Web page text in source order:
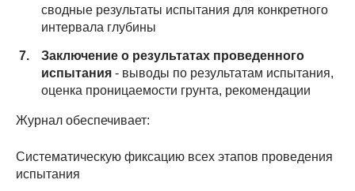
сводные результаты испытания для конкретного
интервала глубины
Заключение о результатах проведенного
испытания - выводы по результатам испытания,
оценка проницаемости грунта, рекомендации
Журнал обеспечивает:
Систематическую фиксацию всех этапов проведения
испытания